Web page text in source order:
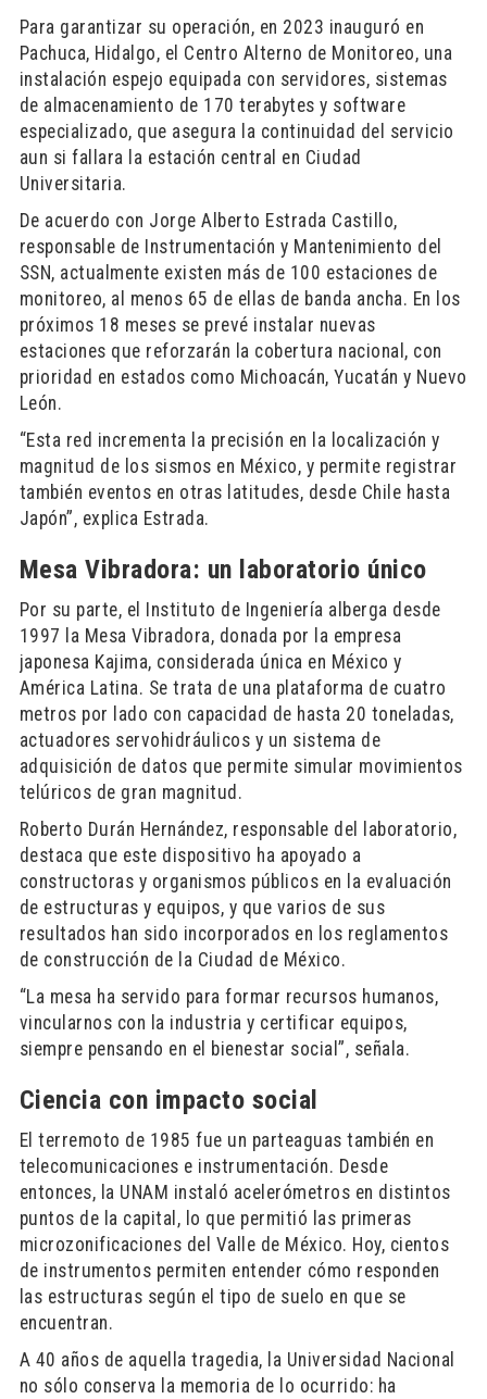
Para garantizar su operación, en 2023 inauguró en
Pachuca, Hidalgo, el Centro Alterno de Monitoreo, una
instalación espejo equipada con servidores, sistemas
de almacenamiento de 170 terabytes y software
especializado, que asegura la continuidad del servicio
aun si fallara la estación central en Ciudad
Universitaria.
De acuerdo con Jorge Alberto Estrada Castillo,
responsable de Instrumentación y Mantenimiento del
SSN, actualmente existen más de 100 estaciones de
monitoreo, al menos 65 de ellas de banda ancha. En los
próximos 18 meses se prevé instalar nuevas
estaciones que reforzarán la cobertura nacional, con
prioridad en estados como Michoacán, Yucatán y Nuevo
León.
“Esta red incrementa la precisión en la localización y
magnitud de los sismos en México, y permite registrar
también eventos en otras latitudes, desde Chile hasta
Japón”, explica Estrada.
Mesa Vibradora: un laboratorio único
Por su parte, el Instituto de Ingeniería alberga desde
1997 la Mesa Vibradora, donada por la empresa
japonesa Kajima, considerada única en México y
América Latina. Se trata de una plataforma de cuatro
metros por lado con capacidad de hasta 20 toneladas,
actuadores servohidráulicos y un sistema de
adquisición de datos que permite simular movimientos
telúricos de gran magnitud.
Roberto Durán Hernández, responsable del laboratorio,
destaca que este dispositivo ha apoyado a
constructoras y organismos públicos en la evaluación
de estructuras y equipos, y que varios de sus
resultados han sido incorporados en los reglamentos
de construcción de la Ciudad de México.
“La mesa ha servido para formar recursos humanos,
vincularnos con la industria y certificar equipos,
siempre pensando en el bienestar social”, señala.
Ciencia con impacto social
El terremoto de 1985 fue un parteaguas también en
telecomunicaciones e instrumentación. Desde
entonces, la UNAM instaló acelerómetros en distintos
puntos de la capital, lo que permitió las primeras
microzonificaciones del Valle de México. Hoy, cientos
de instrumentos permiten entender cómo responden
las estructuras según el tipo de suelo en que se
encuentran.
A 40 años de aquella tragedia, la Universidad Nacional
no sólo conserva la memoria de lo ocurrido: ha